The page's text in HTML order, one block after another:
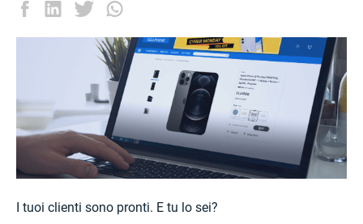
I tuoi clienti sono pronti. E tu lo sei?